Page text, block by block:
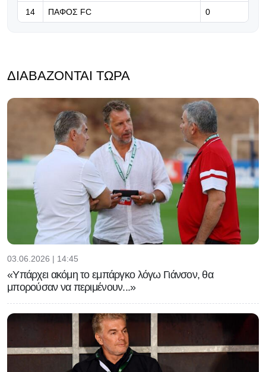
14 ΠΑΦΟΣ FC 0
ΔΙΑΒΆΖΟΝΤΑΙ ΤΏΡΑ
03.06.2026 | 14:45
«Υπάρχει ακόμη το εμπάργκο λόγω Γιάνσον, θα
μπορούσαν να περιμένουν...»